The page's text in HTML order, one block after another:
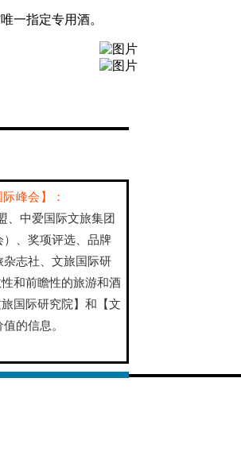
一指定专用酒。
峰会】：
、中爱国际文旅集团
、奖项评选、品牌
志社、文旅国际研
和前瞻性的旅游和酒
国际研究院】和【文
的信息。